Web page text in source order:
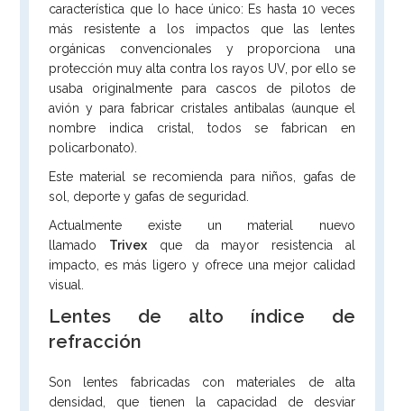
característica que lo hace único: Es hasta 10 veces
más resistente a los impactos que las lentes
orgánicas convencionales y proporciona una
protección muy alta contra los rayos UV, por ello se
usaba originalmente para cascos de pilotos de
avión y para fabricar cristales antibalas (aunque el
nombre indica cristal, todos se fabrican en
policarbonato).
Este material se recomienda para niños, gafas de
sol, deporte y gafas de seguridad.
Actualmente existe un material nuevo
llamado Trivexque da mayor resistencia al
impacto, es más ligero y ofrece una mejor calidad
visual.
Lentes de alto índice de
refracción
Son lentes fabricadas con materiales de alta
densidad, que tienen la capacidad de desviar